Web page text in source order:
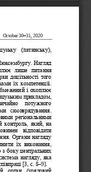
October 30–31 , 2020
(латинську),
Нагляд
лише  питання
доцільності того
їх  компетенції.
і охоплює
прикладом,
потужного
самоврядування.
регіональними
контроль, який, на
відповідати
Органи нагляду
їх  виконання,
боку центральних
нагляду, яка
[3, с. 8–9].
орган  (урядовий